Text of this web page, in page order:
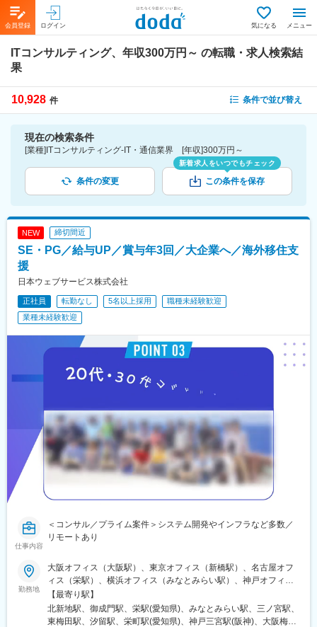
会員登録 ログイン 気になる メニュー
ITコンサルティング、年収300万円～ の転職・求人検索結
果
10,928 件 条件で並び替え
現在の検索条件
[業種]ITコンサルティング-IT・通信業界 [年収]300万円～
条件の変更
新着求人をいつでもチェック
この条件を保存
NEW 締切間近
SE・PG／給与UP／賞与年3回／大企業へ／海外移住支
援
日本ウェブサービス株式会社
正社員 転勤なし 5名以上採用
職種未経験歓迎
業種未経験歓迎
仕事内容
＜コンサル／プライム案件＞システム開発やインフラなど多数／
リモートあり
勤務地
大阪オフィス（大阪駅）、東京オフィス（新橋駅）、名古屋オフ
ィス（栄駅）、横浜オフィス（みなとみらい駅）、神戸オフィス
（三ノ宮駅）または東京23区内・神奈川、愛知、大阪・京都・兵
庫県内のプロジェクト先。※勤務地は希望を考慮・転居を伴う転勤
なし【大阪オフィス】大阪府大阪市北区梅田1-1-3 大阪駅前第3ビ
【最寄り駅】
北新地駅、御成門駅、栄駅(愛知県)、みなとみらい駅、三ノ宮駅、
東梅田駅、汐留駅、栄町駅(愛知県)、神戸三宮駅(阪神)、大阪梅田